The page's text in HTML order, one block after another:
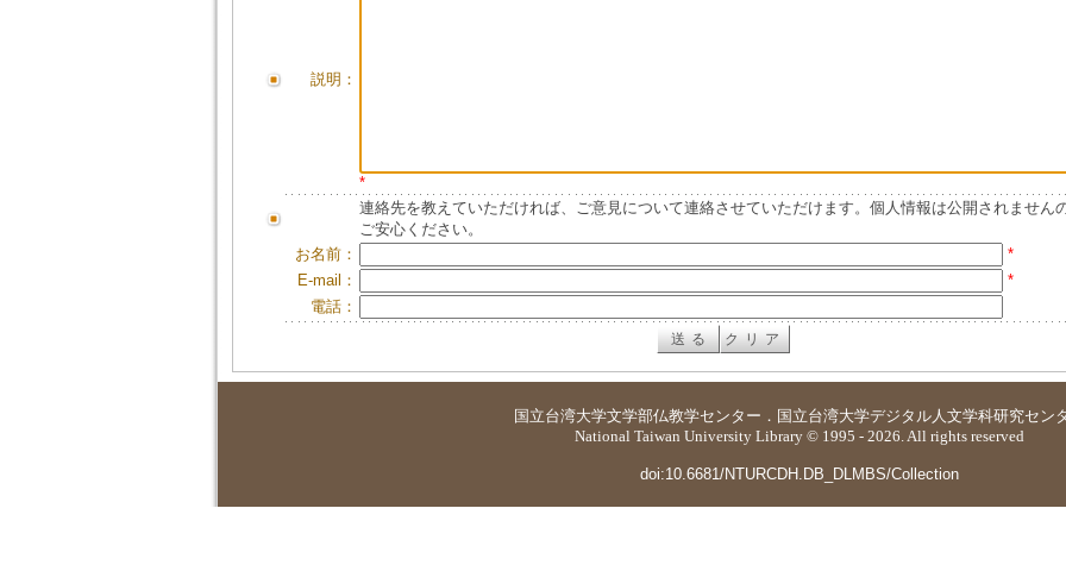
説明：
*
連絡先を教えていただければ、ご意見について連絡させていただけます。個人情報は公開されません
ご安心ください。
お名前：
*
E-mail：
*
電話：
国立台湾大学文学部仏教学センター ． 国立台湾大学デジタル人文学科研究セン
National Taiwan University Library © 1995 - 2026. All rights reserved
doi:10.6681/NTURCDH.DB_DLMBS/Collection